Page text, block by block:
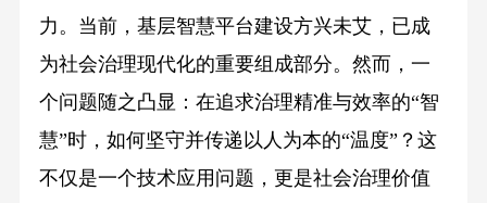
力。当前，基层智慧平台建设方兴未艾，已成
为社会治理现代化的重要组成部分。然而，一
个问题随之凸显：在追求治理精准与效率的“智
慧”时，如何坚守并传递以人为本的“温度”？这
不仅是一个技术应用问题，更是社会治理价值